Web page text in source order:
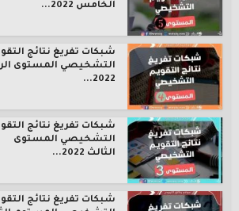
الخامس 2022...
شبكات تفريغ نتائج
التشخيصي المستوى
2022...
شبكات تفريغ نتائج
التشخيصي المستوى
الثالث 2022...
شبكات تفريغ نتائج